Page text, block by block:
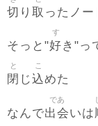
切 り 取 ったノー
そっと"好
す
き"っ
閉
と
じ込
こ
めた
なんで出会
であ
いは